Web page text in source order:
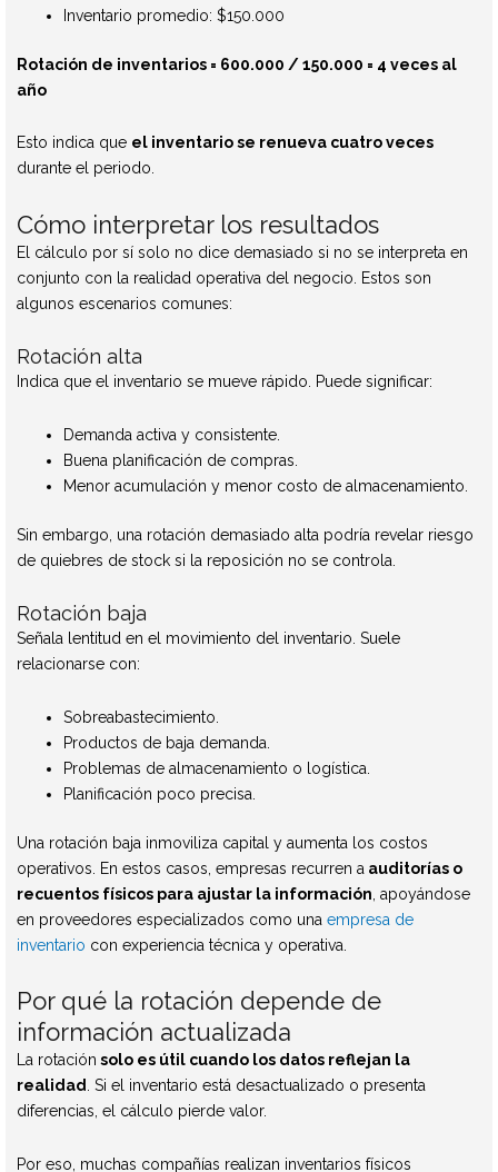
Inventario promedio: $150.000
Rotación de inventarios = 600.000 / 150.000 = 4 veces al
año
Esto indica que el inventario se renueva cuatro veces
durante el periodo.
Cómo interpretar los resultados
El cálculo por sí solo no dice demasiado si no se interpreta en
conjunto con la realidad operativa del negocio. Estos son
algunos escenarios comunes:
Rotación alta
Indica que el inventario se mueve rápido. Puede significar:
Demanda activa y consistente.
Buena planificación de compras.
Menor acumulación y menor costo de almacenamiento.
Sin embargo, una rotación demasiado alta podría revelar riesgo
de quiebres de stock si la reposición no se controla.
Rotación baja
Señala lentitud en el movimiento del inventario. Suele
relacionarse con:
Sobreabastecimiento.
Productos de baja demanda.
Problemas de almacenamiento o logística.
Planificación poco precisa.
Una rotación baja inmoviliza capital y aumenta los costos
operativos. En estos casos, empresas recurren a auditorías o
recuentos físicos para ajustar la información , apoyándose
en proveedores especializados como una empresa de
inventario con experiencia técnica y operativa.
Por qué la rotación depende de
información actualizada
La rotación solo es útil cuando los datos reflejan la
realidad
. Si el inventario está desactualizado o presenta
diferencias, el cálculo pierde valor.
Por eso, muchas compañías realizan inventarios físicos